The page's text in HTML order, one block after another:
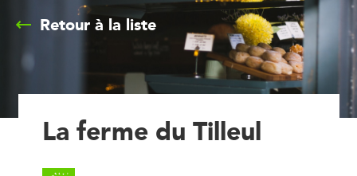
Retour à la liste
La ferme du Tilleul